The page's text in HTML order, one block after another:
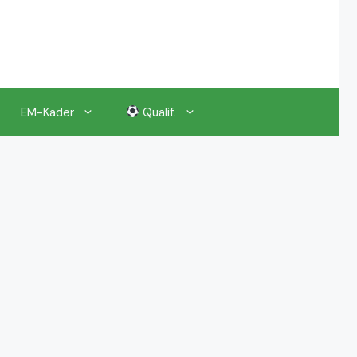
EM-Kader Qualif.